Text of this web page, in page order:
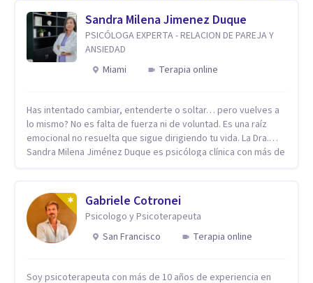
Sandra Milena Jimenez Duque
PSICÓLOGA EXPERTA - RELACION DE PAREJA Y
ANSIEDAD
Miami
Terapia online
Has intentado cambiar, entenderte o soltar… pero vuelves a
lo mismo? No es falta de fuerza ni de voluntad. Es una raíz
emocional no resuelta que sigue dirigiendo tu vida. La Dra.
Sandra Milena Jiménez Duque es psicóloga clínica con más de
ansiedad, la baja autoestima, la dependencia emocional y los
conflictos de pareja. Ha trabajado con pacientes en
diferentes países, acompañando procesos complejos. Su
enfoque terapéutico se diferencia por una premisa clara: no
sistema emocional, reprocesamiento de heridas de la
Gabriele Cotronei
Psicologo y Psicoterapeuta
San Francisco
Terapia online
Soy psicoterapeuta con más de 10 años de experiencia en